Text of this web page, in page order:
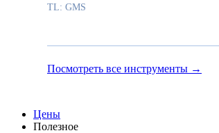
TL: GMS
Посмотреть все инструменты →
Цены
Полезное